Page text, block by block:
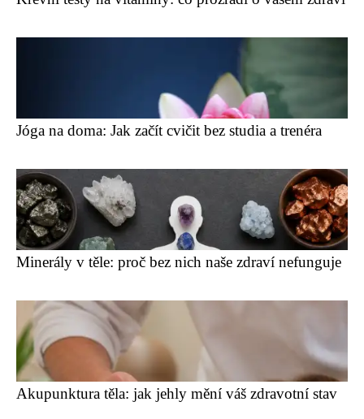
Jóga na doma: Jak začít cvičit bez studia a trenéra
Minerály v těle: proč bez nich naše zdraví nefunguje
Akupunktura těla: jak jehly mění váš zdravotní stav